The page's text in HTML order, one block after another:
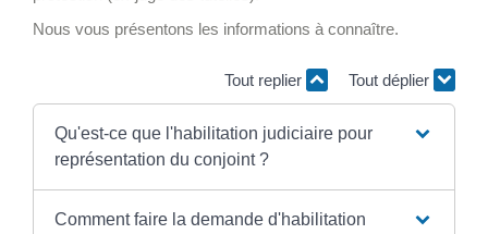
Nous vous présentons les informations à connaître.
Tout replier Tout déplier
Qu'est-ce que l'habilitation judiciaire pour
représentation du conjoint ?
Comment faire la demande d'habilitation